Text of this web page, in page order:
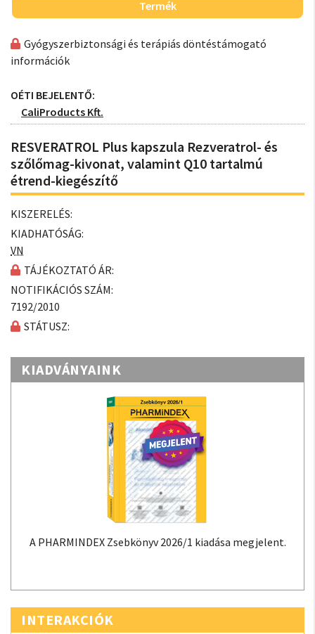
Termék
Gyógyszerbiztonsági és terápiás döntéstámogató
információk
OÉTI BEJELENTŐ:
CaliProducts Kft.
RESVERATROL Plus kapszula Rezveratrol- és
szőlőmag-kivonat, valamint Q10 tartalmú
étrend-kiegészítő
KISZERELÉS:
KIADHATÓSÁG:
VN
TÁJÉKOZTATÓ ÁR:
NOTIFIKÁCIÓS SZÁM:
7192/2010
STÁTUSZ:
KIADVÁNYAINK
A PHARMINDEX Zsebkönyv 2026/1 kiadása megjelent.
INTERAKCIÓK